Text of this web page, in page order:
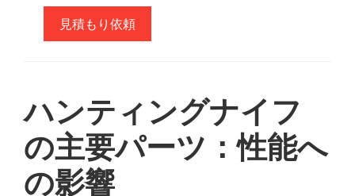
見積もり依頼
ハンティングナイフ
の主要パーツ：性能へ
の影響